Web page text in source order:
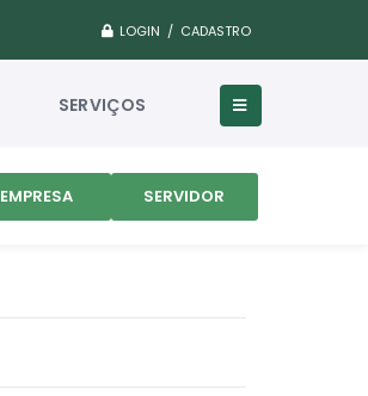
LOGIN / CADASTRO
SERVIÇOS
EMPRESA SERVIDOR